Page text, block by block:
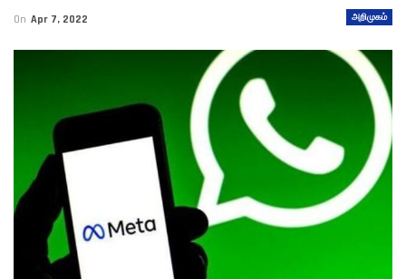
அறிமுகம்
On Apr 7, 2022